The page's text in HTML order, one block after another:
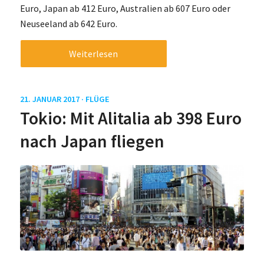
Euro, Japan ab 412 Euro, Australien ab 607 Euro oder
Neuseeland ab 642 Euro.
Weiterlesen
21. JANUAR 2017 · FLÜGE
Tokio: Mit Alitalia ab 398 Euro
nach Japan fliegen